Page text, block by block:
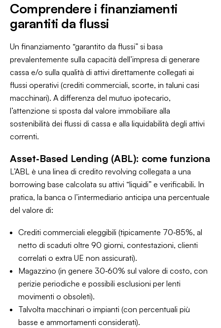
Comprendere i finanziamenti
garantiti da flussi
Un finanziamento “garantito da flussi” si basa
prevalentemente sulla capacità dell’impresa di generare
cassa e/o sulla qualità di attivi direttamente collegati ai
flussi operativi (crediti commerciali, scorte, in taluni casi
macchinari). A differenza del mutuo ipotecario,
l’attenzione si sposta dal valore immobiliare alla
sostenibilità dei flussi di cassa e alla liquidabilità degli attivi
correnti.
Asset‑Based Lending (ABL): come funziona
L’ABL è una linea di credito revolving collegata a una
borrowing base calcolata su attivi “liquidi” e verificabili. In
pratica, la banca o l’intermediario anticipa una percentuale
del valore di:
Crediti commerciali eleggibili (tipicamente 70‑85%, al
netto di scaduti oltre 90 giorni, contestazioni, clienti
correlati o extra UE non assicurati).
Magazzino (in genere 30‑60% sul valore di costo, con
perizie periodiche e possibili esclusioni per lenti
movimenti o obsoleti).
Talvolta macchinari o impianti (con percentuali più
basse e ammortamenti considerati).